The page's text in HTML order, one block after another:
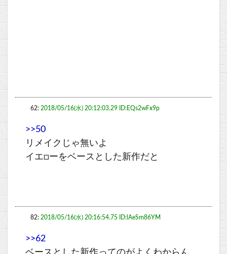
62: 2018/05/16(水) 20:12:03.29 ID:EQs2wFx9p
>>50
リメイクじゃ無いよ
イエ□ーをベースとした新作だと
82: 2018/05/16(水) 20:16:54.75 ID:lAeSm86YM
>>62